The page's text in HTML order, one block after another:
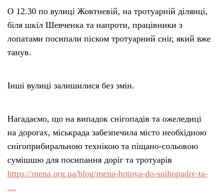
О 12.30 по вулиці Жовтневій, на тротуарній ділянці,
біля шкіл Шевченка та напроти, працівники з
лопатами посипали піском тротуарний сніг, який вже
танув.
Інші вулиці залишилися без змін.
Нагадаємо, що на випадок снігопадів та ожеледиці
на дорогах, міськрада забезпечила місто необхідною
снігоприбиральною технікою та піщано-сольовою
сумішшю для посипання доріг та тротуарів
https://mena.org.ua/blog/mena-hotova-do-snihopadiv-ta-
…